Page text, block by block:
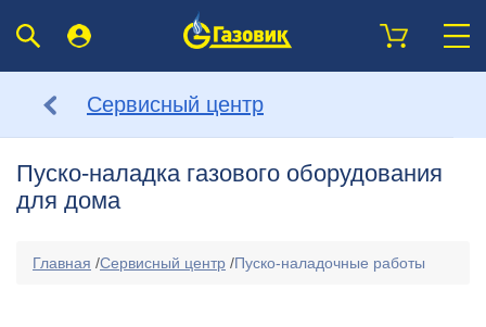
Сервисный центр
Пуско-наладка газового оборудования
для дома
Главная /Сервисный центр /Пуско-наладочные работы